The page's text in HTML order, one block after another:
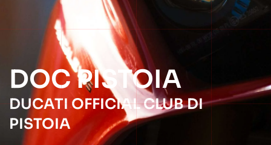
DOC PISTOIA
DUCATI OFFICIAL CLUB DI
PISTOIA